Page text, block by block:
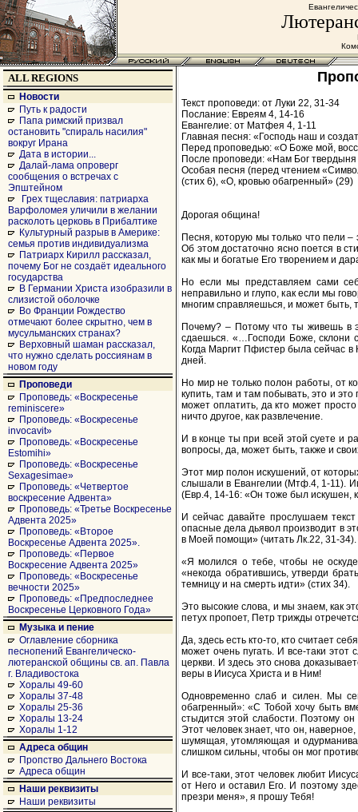
ALL REGIONS
Новости
Путь к радости
Папа римский призвал
остановить "спираль насилия"
вокруг Ирана
Дата в истории...
Далай-лама опроверг
сообщения о встречах с
Эпштейном
Грех тщеславия: патриарха
Варфоломея уличили в желании
расколоть церковь в Прибалтике
Культурный разрыв в Америке:
семья против индивидуализма
Патриарх Кирилл рассказал,
почему Бог не создаёт идеального
государства
В Германии Христа изобразили в
слизистой оболочке
Во Франции Рождество
отмечают более скрытно, чем в
мусульманских странах?
Верховный шаман рассказал,
что нужно сделать россиянам в
новом году
Проповеди
Проповедь: «Воскресенье
reminiscere»
Проповедь: «Воскресенье
invocavit»
Проповедь: «Воскресенье
Estomihi»
Проповедь: «Воскресенье
Sexagesimae»
Проповедь: «Четвертое
воскресение Адвента»
Проповедь: «Третье Воскресенье
Адвента 2025»
Проповедь: «Второе
Воскресенье Адвента 2025».
Проповедь: «Первое
Воскресение Адвента 2025»
Проповедь: «Воскресенье
вечности 2025»
Проповедь: «Предпоследнее
Воскресенье Церковного Года»
Музыка и пение
Оглавление сборника
песнопений Евангелическо-
лютеранской общины св. ап. Павла
г. Владивостока
Хоралы 49-60
Хоралы 37-48
Хоралы 25-36
Хоралы 13-24
Хоралы 1-12
Адреса общин
Пропство Дальнего Востока
Адреса общин
Наши реквизиты
Наши реквизиты
Текст проповеди: от Луки 22, 31-34
Послание: Евреям 4, 14-16
Евангелие: от Матфея 4, 1-11
Главная песня: «Господь наш и
Перед проповедью: «О Боже мой,
После проповеди: «Нам Бог
Особая песня (перед чтением
(стих 6), «О, кровью обагренный» (29)
Дорогая община!
Песня, которую мы только что пели
Об этом достаточно ясно поется в
как мы и богатые Его творением и
Но если мы представляем сами
неправильно и глупо, как если мы
многим справляешься, и может быть,
Почему? – Потому что ты живешь в
сдаешься. «…Господи Боже, склони
Когда Маргит Пфистер была сейчас
дней.
Но мир не только полон работы, от
купить, там и там побывать, это и
может оплатить, да кто может
ничто другое, как развлечение.
И в конце ты при всей этой суете и
вопросы, да, может быть, также и
Этот мир полон искушений, от
слышали в Евангелии (Мтф.4, 1-11).
(Евр.4, 14-16: «Он тоже был искушен,
И сейчас давайте прослушаем
опасные дела дьявол производит в
в Моей помощи» (читать Лк.22, 31-34).
«Я молился о тебе, чтобы не
«некогда обратившись, утверди
темницу и на смерть идти» (стих 34).
Это высокие слова, и мы знаем, как
петух пропоет, Петр трижды
Да, здесь есть кто-то, кто считает
может очень пугать. И все-таки
церкви. И здесь это снова
веры в Иисуса Христа и в Ним!
Одновременно слаб и силен. Мы
обагренный»: «С Тобой хочу быть
стыдится этой слабости. Поэтому
Этот человек знает, что он,
шумящая, утомляющая и
слишком сильны, чтобы он мог
И все-таки, этот человек любит
от Него и оставил Его. И поэтому
презри меня», я прошу Тебя!